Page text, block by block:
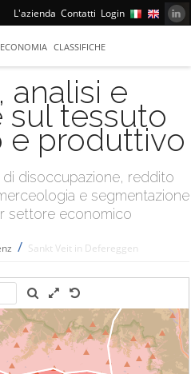
L'azienda Contatti Login
ECONOMIA CLASSIFICHE
analisi e
sul tessuto
produttivo
disoccupazione, reddito
e segmentazione
settore economico
/ Sankt Veit in Defereggen